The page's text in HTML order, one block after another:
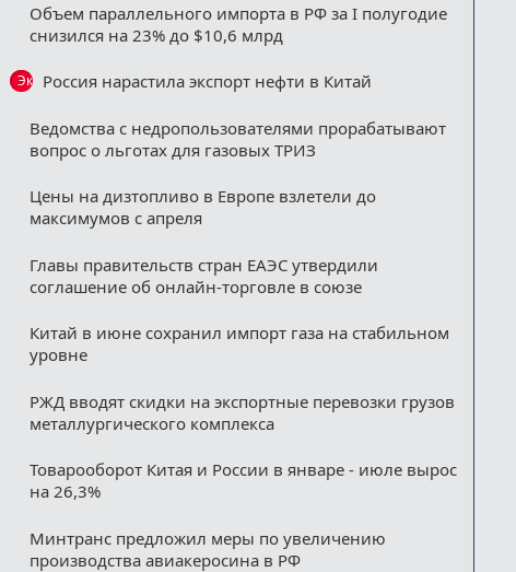
Объем параллельного импорта в РФ за I полугодие
снизился на 23% до $10,6 млрд
Эксклюзив
Россия нарастила экспорт нефти в Китай
Ведомства с недропользователями прорабатывают
вопрос о льготах для газовых ТРИЗ
Цены на дизтопливо в Европе взлетели до
максимумов с апреля
Главы правительств стран ЕАЭС утвердили
соглашение об онлайн-торговле в союзе
Китай в июне сохранил импорт газа на стабильном
уровне
РЖД вводят скидки на экспортные перевозки грузов
металлургического комплекса
Товарооборот Китая и России в январе - июле вырос
на 26,3%
Минтранс предложил меры по увеличению
производства авиакеросина в РФ